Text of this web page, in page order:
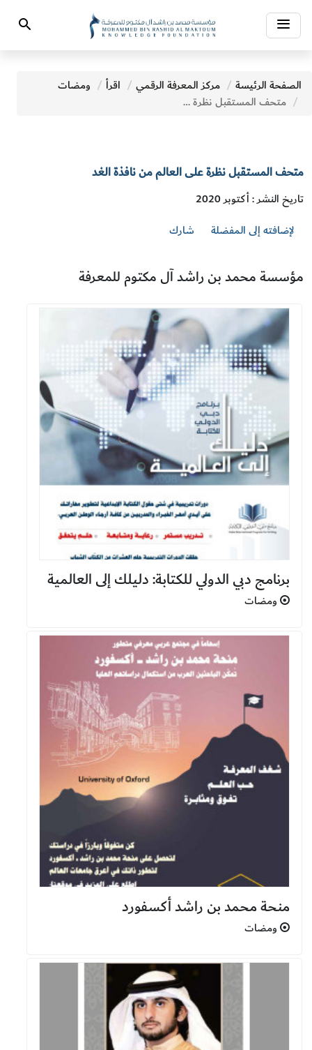
Toggle
navigation
Search
الصفحة الرئيسة مركز المعرفة الرقمي اقرأ
ومضات
متحف المستقبل نظرة على العالم من نافذة الغد
متحف المستقبل نظرة على العالم من نافذة الغد
تاريخ النشر : أكتوبر 2020
لإضافته إلى المفضلة
شارك
مؤسسة محمد بن راشد آل مكتوم للمعرفة
برنامج دبي الدولي للكتابة: دليلك إلى العالمية
ومضات
منحة محمد بن راشد أكسفورد
ومضات